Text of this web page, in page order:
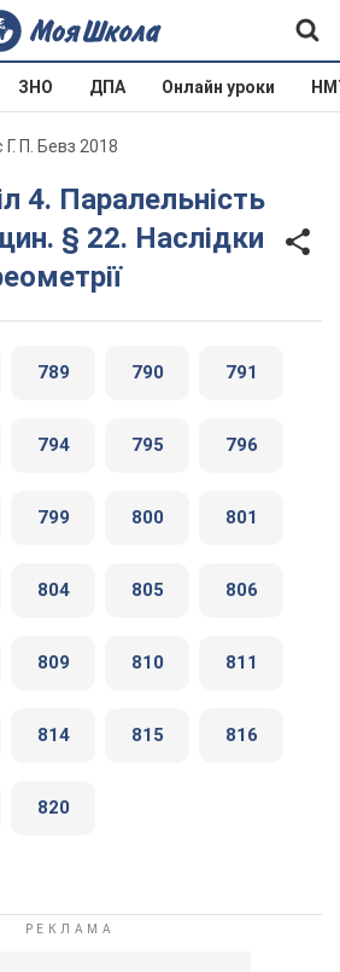
ЗНО ДПА Онлайн уроки
П. Бевз 2018
§ 22. Наслідки
789 790 791
794 795 796
799 800 801
804 805 806
809 810 811
814 815 816
820